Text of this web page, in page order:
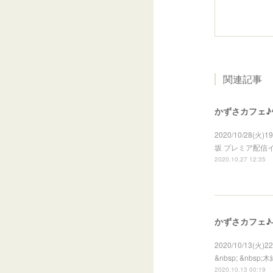
関連記事
かずさカフェ
2020/10/28(火
坂 プレミア配信
2020.10.27 12:35
かずさカフェ
2020/10/13(火
&nbsp; &nbsp;
2020.10.13 00:19